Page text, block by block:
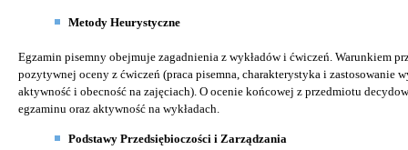
Metody Heurystyczne
Egzamin pisemny obejmuje zagadnienia z wykładów i ćwiczeń. Warunkiem
pozytywnej oceny z ćwiczeń (praca pisemna, charakterystyka i zastosowanie
aktywność i obecność na zajęciach). O ocenie końcowej z przedmiotu
egzaminu oraz aktywność na wykładach.
Podstawy Przedsiębioczości i Zarządzania